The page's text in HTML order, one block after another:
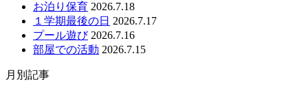
お泊り保育 2026.7.18
１学期最後の日 2026.7.17
プール遊び 2026.7.16
部屋での活動 2026.7.15
月別記事